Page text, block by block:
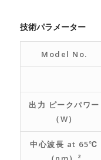
技術パラメーター
Model No.
出力 ピークパワー
（W）
中心波長 at 65℃